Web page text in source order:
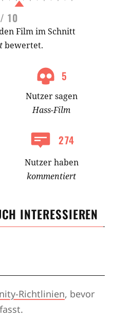
/ 10
Film im Schnitt
bewertet.
5
Nutzersagen
Hass-Film
274
Nutzer haben
kommentiert
INTERESSIEREN
Richtlinien, bevor